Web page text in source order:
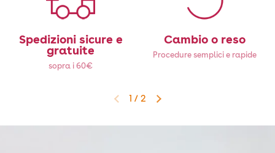
Spedizioni sicure e
gratuite
sopra i 60€
Cambio o reso
Procedure semplici e rapide
Diapositiva precedente
Diapositiva successiva
1 / 2